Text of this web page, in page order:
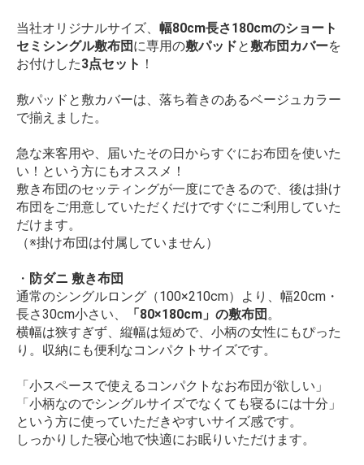
当社オリジナルサイズ、 幅80cm長さ180cmのショート
セミシングル敷布団 に専用の敷パッドと 敷布団カバーを
お付けした3点セット ！
敷パッドと敷カバーは、落ち着きのあるベージュカラー
で揃えました。
急な来客用や、届いたその日からすぐにお布団を使いた
い！という方にもオススメ！
敷き布団のセッティングが一度にできるので、後は掛け
布団をご用意していただくだけですぐにご利用していた
だけます。
（※掛け布団は付属していません）
・ 防ダニ 敷き布団
通常のシングルロング（100×210cm）より、幅20cm・
長さ30cm小さい、
「80×180cm」の敷布団 。
横幅は狭すぎず、縦幅は短めで、小柄の女性にもぴった
り。収納にも便利なコンパクトサイズです。
「小スペースで使えるコンパクトなお布団が欲しい」
「小柄なのでシングルサイズでなくても寝るには十分」
という方に使っていただきやすいサイズ感です。
しっかりした寝心地で快適にお眠りいただけます。